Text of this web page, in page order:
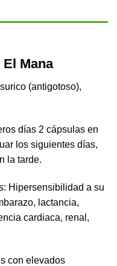
Mana
(antigotoso),
días 2 cápsulas en
los siguientes días,
la tarde.
Hipersensibilidad a su
lactancia,
cardiaca, renal,
con elevados